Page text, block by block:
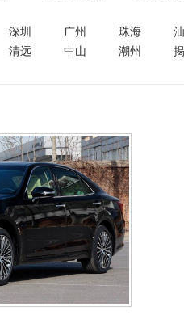
深圳 广州 珠海
清远 中山 潮州